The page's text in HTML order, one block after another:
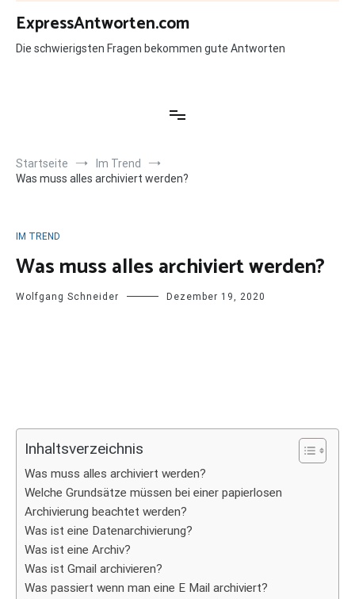
Zum
Inhalt
springen
ExpressAntworten.com
Die schwierigsten Fragen bekommen gute Antworten
Startseite
Im Trend
Was muss alles archiviert werden?
IM TREND
Was muss alles archiviert werden?
Wolfgang Schneider Dezember 19, 2020
Inhaltsverzeichnis
Was muss alles archiviert werden?
Welche Grundsätze müssen bei einer papierlosen
Archivierung beachtet werden?
Was ist eine Datenarchivierung?
Was ist eine Archiv?
Was ist Gmail archivieren?
Was passiert wenn man eine E Mail archiviert?